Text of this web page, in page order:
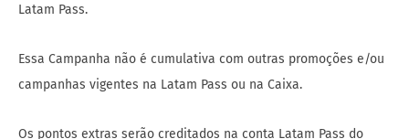
Latam Pass.
Essa Campanha não é cumulativa com outras promoções e/ou
campanhas vigentes na Latam Pass ou na Caixa.
Os pontos extras serão creditados na conta Latam Pass do